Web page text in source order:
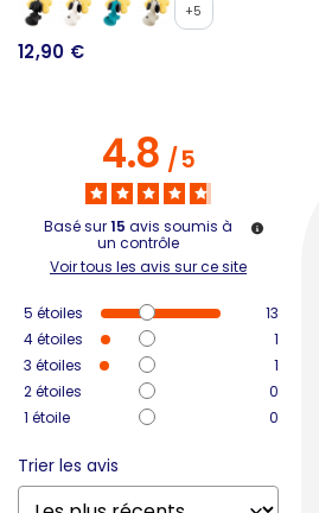
+5
12,90 €
4.8/5
Basé sur15 avis soumis à
un contrôle
Voir tous les avis sur ce site
5 étoiles
13
4étoiles
1
3 étoiles
1
2étoiles
0
1 étoile 0
Trier les avis